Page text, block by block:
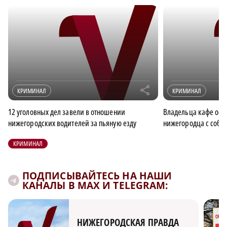
КРИМИНАЛ r
12 уголовных дел завели в отношении
нижегородских водителей за пьяную езду
КРИМИНАЛ
Владельца кафе
нижегородца с
КРИМИНАЛ
ПОДПИСЫВАЙТЕСЬ НА НАШИ
КАНАЛЫ В MAX И TELEGRAM:
НИЖЕГОРОДСКАЯ ПРАВДА